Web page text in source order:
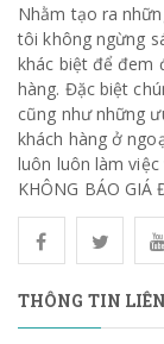
Nhằm tạo ra
tôi không ngừng
khác biệt để đem
hàng. Đặc biệt
cũng như những
khách hàng ở
luôn luôn làm việc
KHÔNG BÁO GIÁ
THÔNG TIN